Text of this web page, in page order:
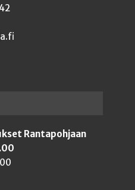
Rantapohjaan